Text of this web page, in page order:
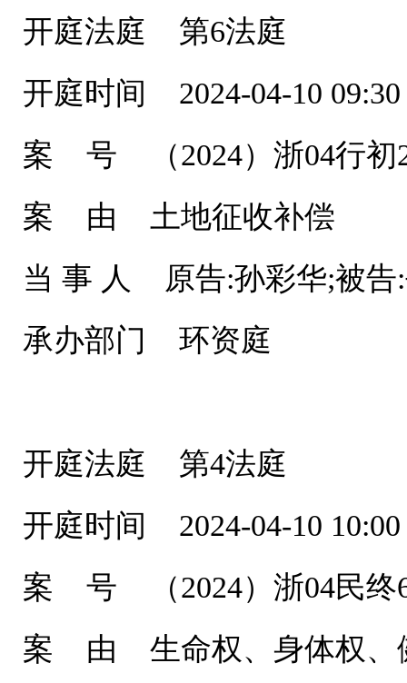
开庭法庭 第6法庭
开庭时间 2024-04-10 09:30
案 号 （2024）浙04行初
案 由 土地征收补偿
当 事 人 原告:孙彩华;被告
承办部门 环资庭
开庭法庭 第4法庭
开庭时间 2024-04-10 10:00
案 号 （2024）浙04民终
案 由 生命权、身体权、